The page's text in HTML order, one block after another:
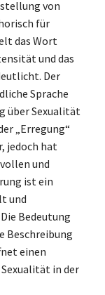
von
für
das Wort
und das
Der
Sprache
über Sexualität
„Erregung“
jedoch hat
und
ist ein
und
Bedeutung
Beschreibung
einen
in der